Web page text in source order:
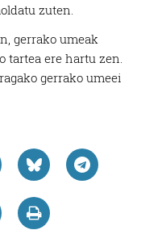
zuten.
gerrako umeak
tartea ere hartu zen.
gerrako umeei